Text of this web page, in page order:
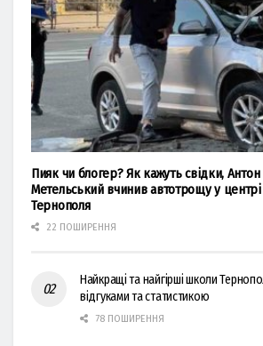
Пияк чи блогер? Як кажуть свідки, Антон
Метельський вчинив автотрощу у центрі
Тернополя
22 ПОШИРЕННЯ
Найкращі та найгірші школи
відгуками та статистикою
78 ПОШИРЕННЯ